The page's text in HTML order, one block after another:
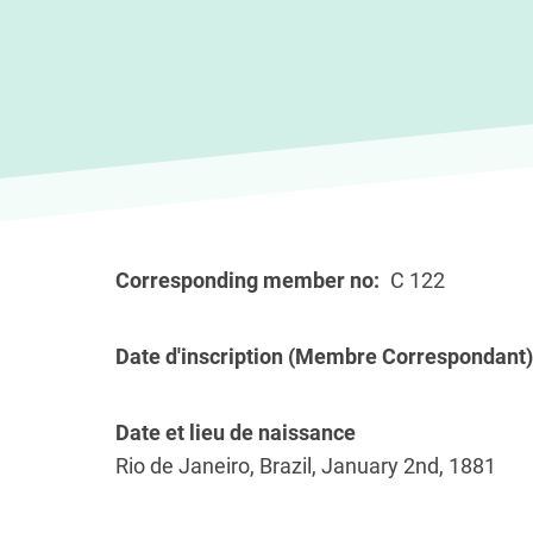
Corresponding member no C 122
Date d'inscription (Membre Correspondant)
Date et lieu de naissance
Rio de Janeiro, Brazil, January 2nd, 1881